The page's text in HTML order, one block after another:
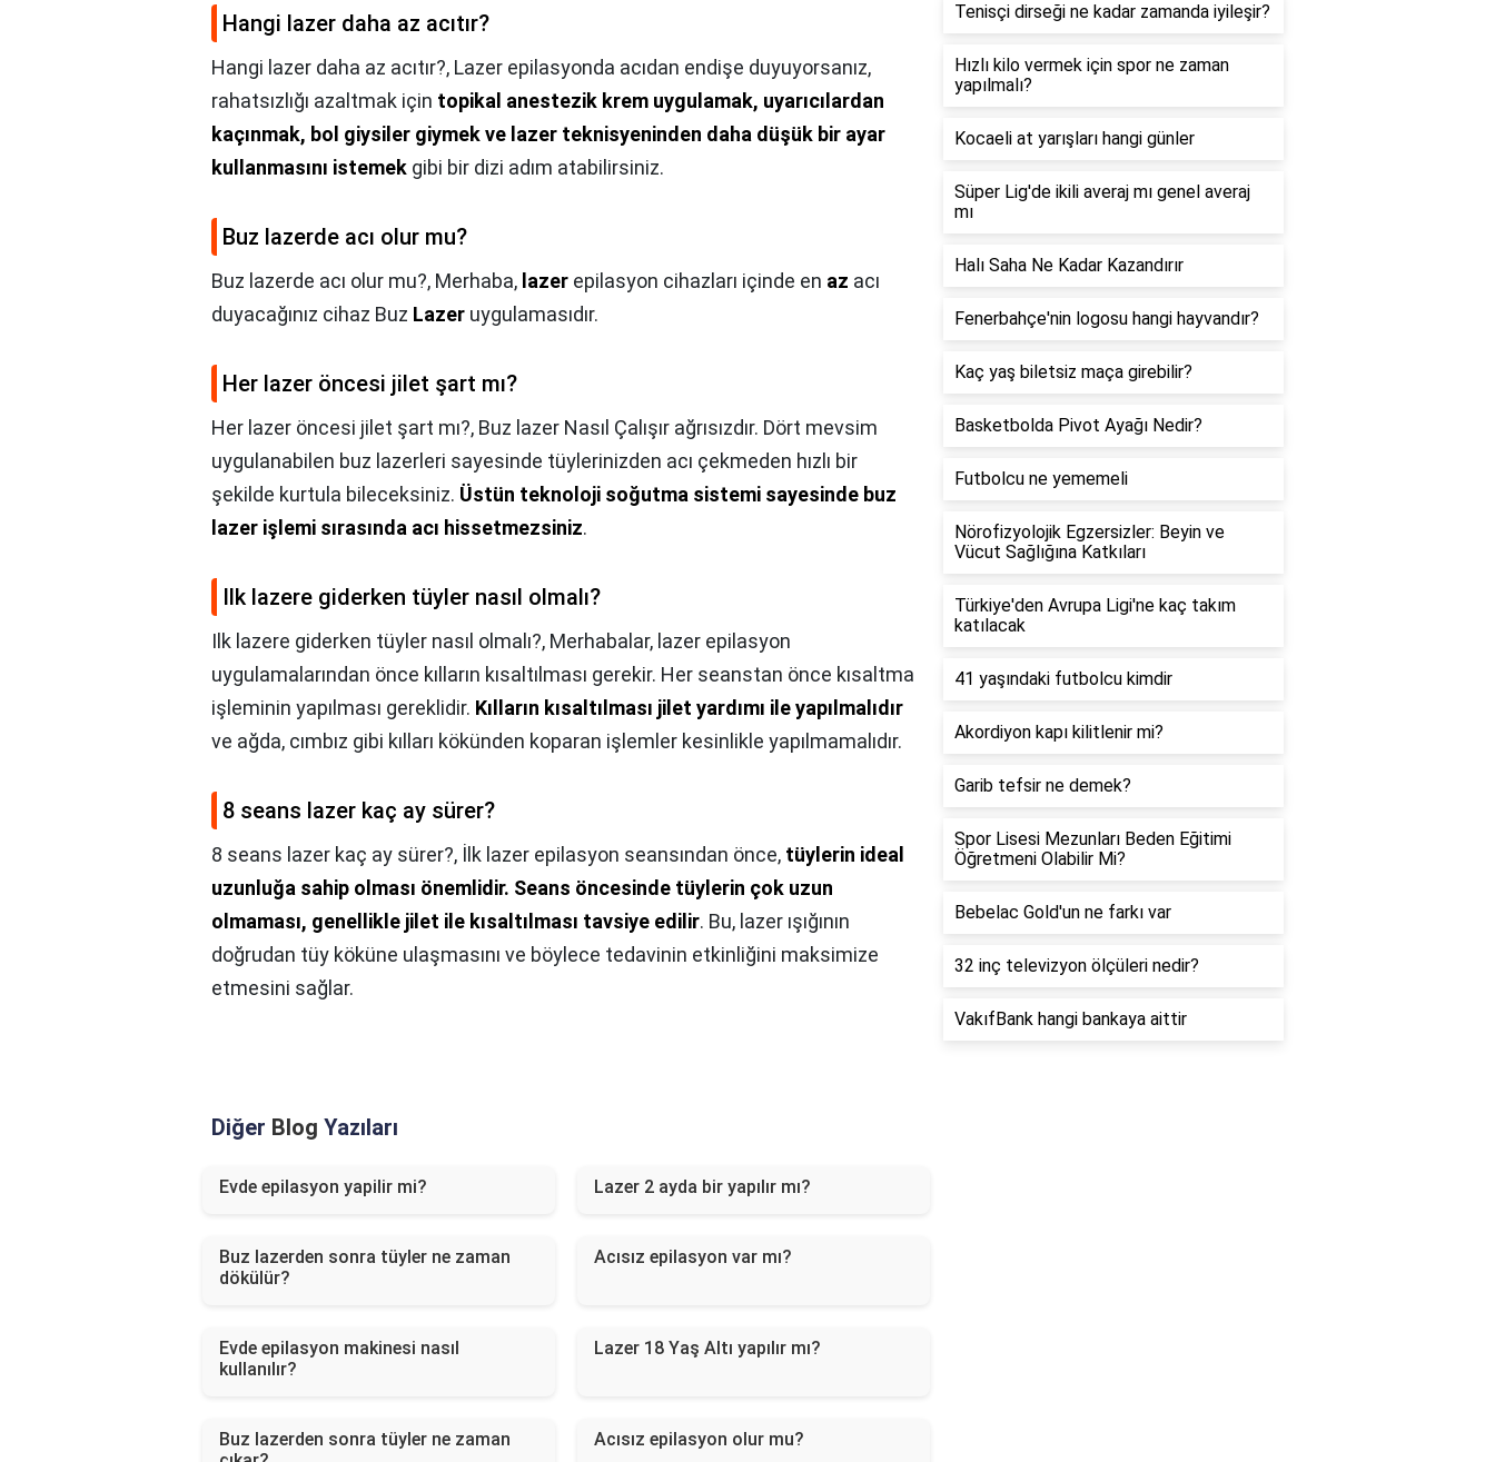
Hangi lazer daha az acıtır?
Hangi lazer daha az acıtır?, Lazer epilasyonda acıdan endişe duyuyorsanız,
rahatsızlığı azaltmak için topikal anestezik krem uygulamak, uyarıcılardan
kaçınmak, bol giysiler giymek ve lazer teknisyeninden daha düşük bir ayar
kullanmasını istemek gibi bir dizi adım atabilirsiniz.
Buz lazerde acı olur mu?
Buz lazerde acı olur mu?, Merhaba, lazer epilasyon cihazları içinde en az acı
duyacağınız cihaz Buz Lazer uygulamasıdır.
Her lazer öncesi jilet şart mı?
Her lazer öncesi jilet şart mı?, Buz lazer Nasıl Çalışır ağrısızdır. Dört mevsim
uygulanabilen buz lazerleri sayesinde tüylerinizden acı çekmeden hızlı bir
şekilde kurtula bileceksiniz. Üstün teknoloji soğutma sistemi sayesinde buz
lazer işlemi sırasında acı hissetmezsiniz.
Ilk lazere giderken tüyler nasıl olmalı?
Ilk lazere giderken tüyler nasıl olmalı?, Merhabalar, lazer epilasyon
uygulamalarından önce kılların kısaltılması gerekir. Her seanstan önce kısaltma
işleminin yapılması gereklidir. Kılların kısaltılması jilet yardımı ile yapılmalıdır
ve ağda, cımbız gibi kılları kökünden koparan işlemler kesinlikle yapılmamalıdır.
8 seans lazer kaç ay sürer?
8 seans lazer kaç ay sürer?, İlk lazer epilasyon seansından önce, tüylerin ideal
uzunluğa sahip olması önemlidir. Seans öncesinde tüylerin çok uzun
olmaması, genellikle jilet ile kısaltılması tavsiye edilir. Bu, lazer ışığının
doğrudan tüy köküne ulaşmasını ve böylece tedavinin etkinliğini maksimize
etmesini sağlar.
Diğer Blog Yazıları
Evde epilasyon yapilir mi? Lazer 2 ayda bir yapılır mı?
Buz lazerden sonra tüyler ne zaman
dökülür?
Acısız epilasyon var mı?
Evde epilasyon makinesi nasıl
kullanılır?
Lazer 18 Yaş Altı yapılır mı?
Buz lazerden sonra tüyler ne zaman
Acısız epilasyon olur mu?
Tenisçi dirseği ne kadar zamanda iyileşir?
Hızlı kilo vermek için spor ne zaman
yapılmalı?
Kocaeli at yarışları hangi günler
Süper Lig'de ikili averaj mı genel averaj
mı
Halı Saha Ne Kadar Kazandırır
Fenerbahçe'nin logosu hangi hayvandır?
Kaç yaş biletsiz maça girebilir?
Basketbolda Pivot Ayağı Nedir?
Futbolcu ne yememeli
Nörofizyolojik Egzersizler: Beyin ve
Vücut Sağlığına Katkıları
Türkiye'den Avrupa Ligi'ne kaç takım
katılacak
41 yaşındaki futbolcu kimdir
Akordiyon kapı kilitlenir mi?
Garib tefsir ne demek?
Spor Lisesi Mezunları Beden Eğitimi
Öğretmeni Olabilir Mi?
Bebelac Gold'un ne farkı var
32 inç televizyon ölçüleri nedir?
VakıfBank hangi bankaya aittir